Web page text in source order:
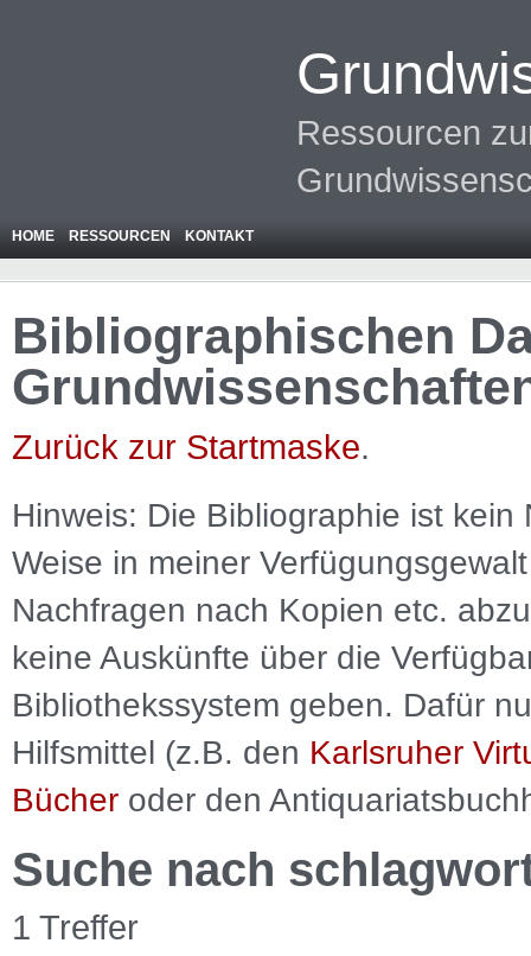
Ressourcen
HOME RESSOURCEN KONTAKT
Bibliographischen
Zurück zur Startmaske.
Hinweis: Die Bibliographie ist kein
Weise in meiner
Nachfragen nach Kopien etc.
keine Auskünfte über die
Bibliothekssystem geben. Dafür
Hilfsmittel (z.B. den Karlsruher
Bücher oder den
Suche nach
1 Treffer